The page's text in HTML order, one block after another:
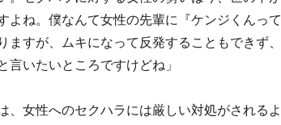
よね。僕なんて女性の先輩に『ケンジくんっ
ますが、ムキになって反発することもできず
言いたいところですけどね」
、女性へのセクハラには厳しい対処がされる